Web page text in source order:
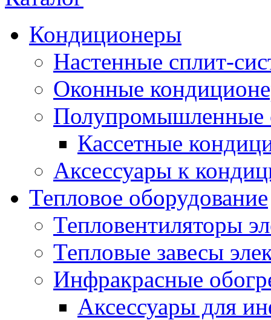
Кондиционеры
Настенные сплит-
Оконные
Полупромышленные
Кассетные
Аксессуары к
Тепловое оборудование
Тепловентиляторы
Тепловые завесы
Инфракрасные
Аксессуары для